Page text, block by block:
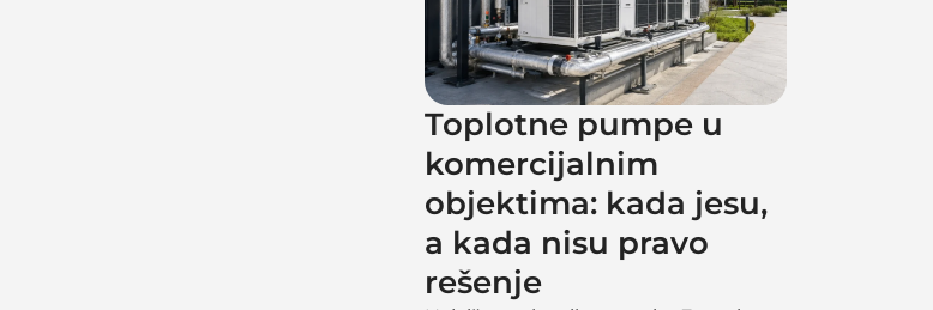
Toplotne pumpe u
komercijalnim
objektima: kada jesu,
a kada nisu pravo
rešenje